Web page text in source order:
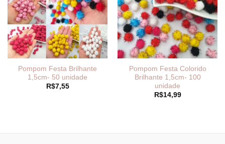
Pompom Festa Brilhante
1,5cm- 50 unidade
R$7,55
Pompom Festa Colorido
Brilhante 1,5cm- 100
unidade
R$14,99